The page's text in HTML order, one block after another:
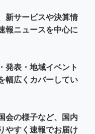
新サービスや決算情
報ニュースを中心に
発表・地域イベント
幅広くカバーしてい
会の様子など、国内
やすく速報でお届け